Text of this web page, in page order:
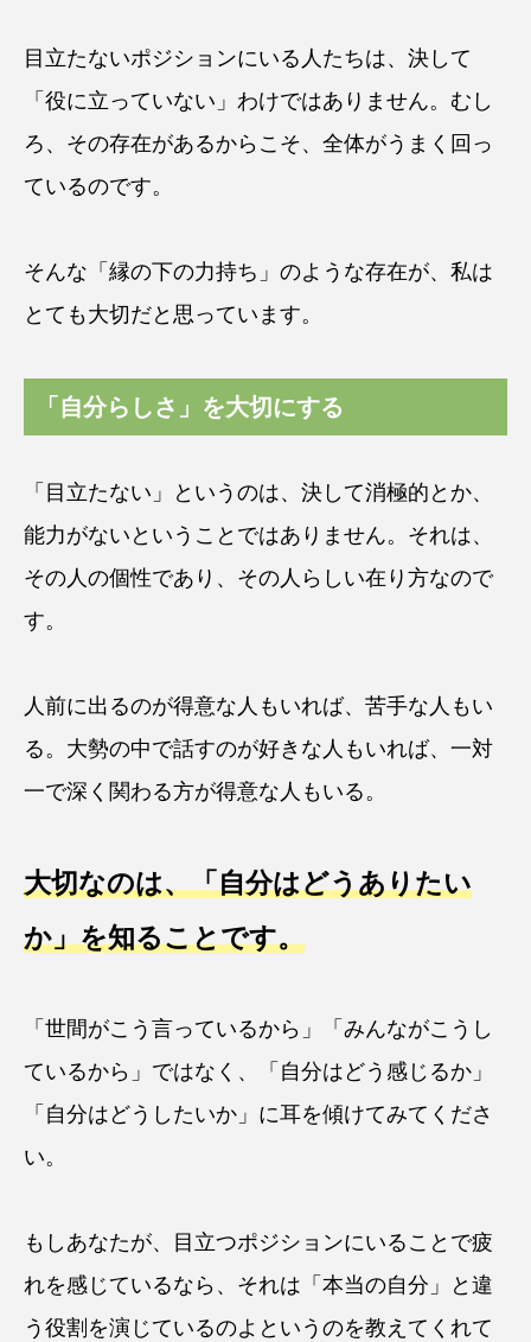
目立たないポジションにいる人たちは、決して
「役に立っていない」わけではありません。むし
ろ、その存在があるからこそ、全体がうまく回っ
ているのです。
そんな「縁の下の力持ち」のような存在が、私は
とても大切だと思っています。
「自分らしさ」を大切にする
「目立たない」というのは、決して消極的とか、
能力がないということではありません。それは、
その人の個性であり、その人らしい在り方なので
す。
人前に出るのが得意な人もいれば、苦手な人もい
る。大勢の中で話すのが好きな人もいれば、一対
一で深く関わる方が得意な人もいる。
大切なのは、「自分はどうありたい
か」を知ることです。
「世間がこう言っているから」「みんながこうし
ているから」ではなく、「自分はどう感じるか」
「自分はどうしたいか」に耳を傾けてみてくださ
い。
もしあなたが、目立つポジションにいることで疲
れを感じているなら、それは「本当の自分」と違
う役割を演じているのよというのを教えてくれて